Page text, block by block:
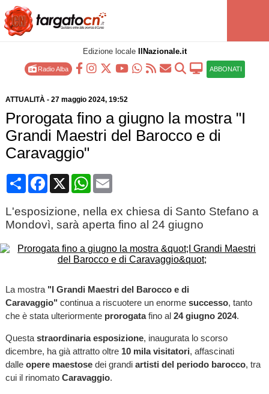
Edizione locale IlNazionale.it
Radio Alba ABBONATI
ATTUALITÀ- 27 maggio 2024, 19:52
Prorogata fino a giugno la mostra "I
Grandi Maestri del Barocco e di
Caravaggio"
CondividiFacebook
X WhatsApp
Email
L'esposizione, nella ex chiesa di Santo Stefano a
Mondovì, sarà aperta fino al 24 giugno
La mostra "I Grandi Maestri del Barocco e di
Caravaggio" continua a riscuotere un enorme successo, tanto
che è stata ulteriormente prorogatafino al24 giugno 2024.
Questa straordinaria esposizione, inaugurata lo scorso
dicembre, ha già attratto oltre 10 mila visitatori, affascinati
dalle opere maestosedei grandi artisti del periodo barocco, tra
cui il rinomato Caravaggio.